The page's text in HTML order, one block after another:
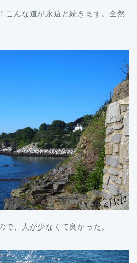
こんな道が永遠と続きます。全然
で、人が少なくて良かった。